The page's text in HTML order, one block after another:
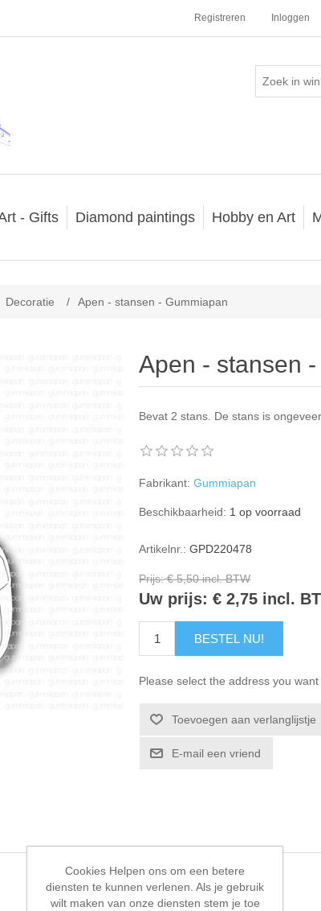
Registreren Inloggen
- Gifts Diamond paintings Hobby en Art
Decoratie / Apen - stansen - Gummiapan
Apen - stansen
Bevat 2 stans. De stans is
Fabrikant: Gummiapan
Beschikbaarheid: 1 op voorraad
Artikelnr.: GPD220478
Prijs: € 5,50 incl. BTW
Uw prijs: € 2,75 incl.
BESTEL NU!
Please select the address you
Toevoegen aan verlanglijstje
E-mail een vriend
Cookies Helpen ons om een betere
diensten te kunnen verlenen. Als je gebruik
wilt maken van onze diensten stem je toe